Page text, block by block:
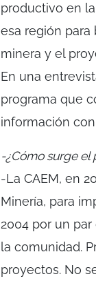
productivo en
esa región
minera y el
En una
programa que
información
-¿Cómo surge el
-La CAEM, en
Minería, para
2004 por un
la comunidad.
proyectos. No